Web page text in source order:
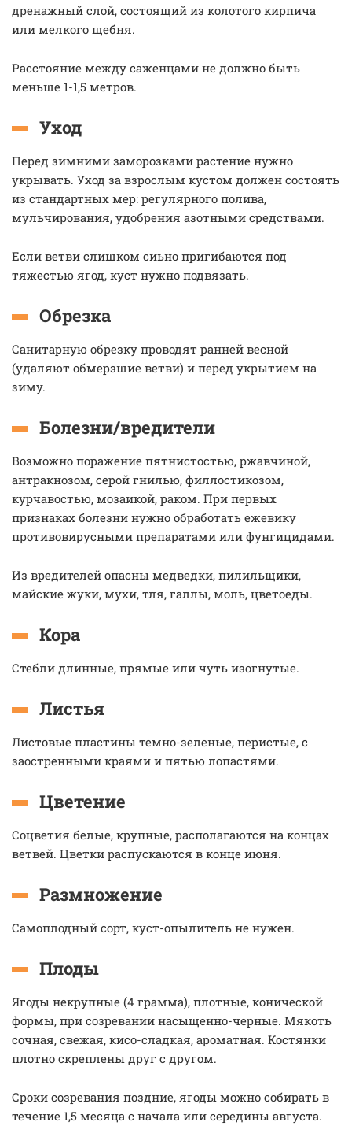
дренажный слой, состоящий из колотого кирпича
или мелкого щебня.
Расстояние между саженцами не должно быть
меньше 1-1,5 метров.
Уход
Перед зимними заморозками растение нужно
укрывать. Уход за взрослым кустом должен состоять
из стандартных мер: регулярного полива,
мульчирования, удобрения азотными средствами.
Если ветви слишком сиьно пригибаются под
тяжестью ягод, куст нужно подвязать.
Обрезка
Санитарную обрезку проводят ранней весной
(удаляют обмерзшие ветви) и перед укрытием на
зиму.
Болезни/вредители
Возможно поражение пятнистостью, ржавчиной,
антракнозом, серой гнилью, филлостикозом,
курчавостью, мозаикой, раком. При первых
признаках болезни нужно обработать ежевику
противовирусными препаратами или фунгицидами.
Из вредителей опасны медведки, пилильщики,
майские жуки, мухи, тля, галлы, моль, цветоеды.
Кора
Стебли длинные, прямые или чуть изогнутые.
Листья
Листовые пластины темно-зеленые, перистые, с
заостренными краями и пятью лопастями.
Цветение
Соцветия белые, крупные, располагаются на концах
ветвей. Цветки распускаются в конце июня.
Размножение
Самоплодный сорт, куст-опылитель не нужен.
Плоды
Ягоды некрупные (4 грамма), плотные, конической
формы, при созревании насыщенно-черные. Мякоть
сочная, свежая, кисо-сладкая, ароматная. Костянки
плотно скреплены друг с другом.
Сроки созревания поздние, ягоды можно собирать в
течение 1,5 месяца с начала или середины августа.